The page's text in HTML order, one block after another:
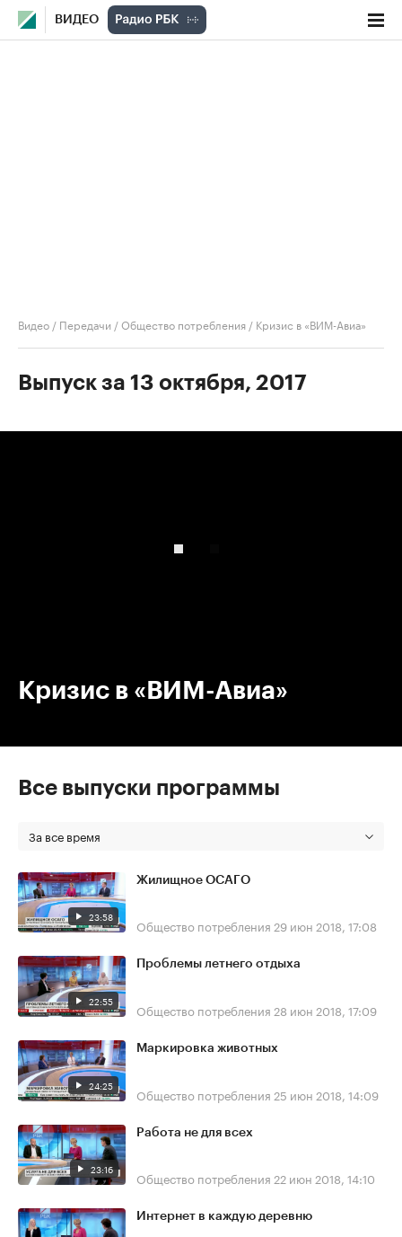
ВИДЕО
Видео / Передачи /Общество потребления / Кризис в «ВИМ-Авиа»
Выпуск за 13 октября, 2017
Кризис в «ВИМ-Авиа»
Все выпуски программы
За все время
23:58
Жилищное ОСАГО
Общество потребления 29 июн 2018, 17:08
22:55
Проблемы летнего отдыха
Общество потребления 28 июн 2018, 17:09
24:25
Маркировка животных
Общество потребления 25 июн 2018, 14:09
23:16
Работа не для всех
Общество потребления 22 июн 2018, 14:10
Интернет в каждую деревню